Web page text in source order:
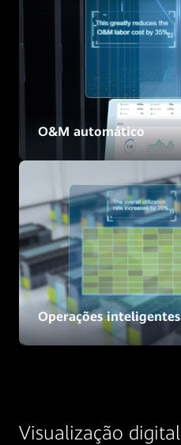
O&M automático
Operações inteligentes
Visualização digital